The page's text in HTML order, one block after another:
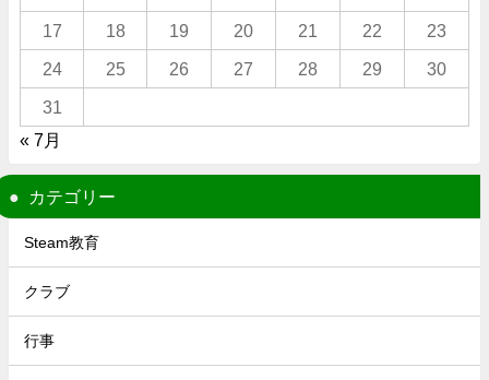
17 18 19 20 21 22 23
24 25 26 27 28 29 30
31
« 7月
カテゴリー
Steam教育
クラブ
行事